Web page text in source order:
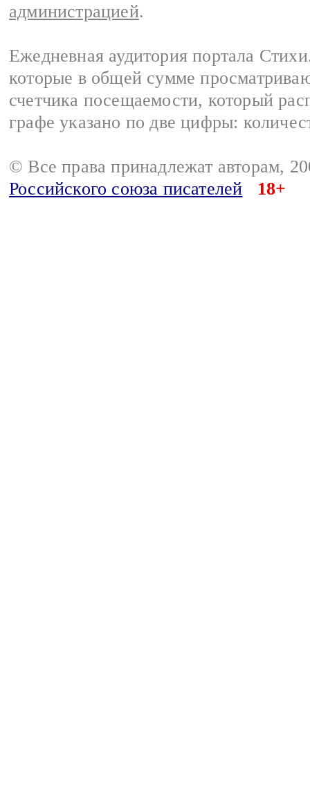
администрацией.
Ежедневная аудитория портала
которые в общей сумме
счетчика посещаемости, который
графе указано по две цифры:
© Все права принадлежат авторам,
Российского союза писателей
18+